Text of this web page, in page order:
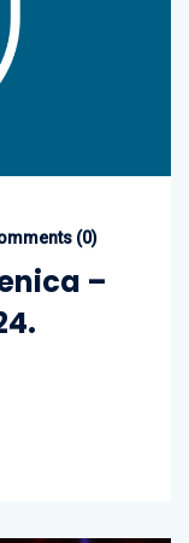
(0)
–